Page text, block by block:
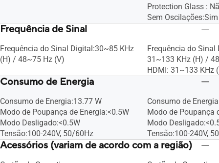
Protection Glass :
Sem Oscilações:Sim
Frequência de Sinal
Frequência do Sinal Digital:30~85 KHz
(H) / 48~75 Hz (V)
Frequência do
31~133 KHz (H) /
HDMI: 31~133 KHz
Consumo de Energia
Consumo de Energia:13.77 W
Modo de Poupança de Energia:<0.5W
Modo Desligado:<0.5W
Tensão:100-240V, 50/60Hz
Consumo de
Modo de Poupança
Modo
Tensão:100-240V,
Acessórios (variam de acordo com a região)